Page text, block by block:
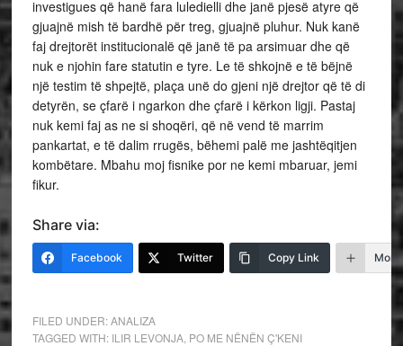
investigues që hanë fara luledielli dhe janë pjesë atyre që
gjuajnë mish të bardhë për treg, gjuajnë pluhur. Nuk kanë
faj drejtorët institucionalë që janë të pa arsimuar dhe që
nuk e njohin fare statutin e tyre. Le të shkojnë e të bëjnë
një testim të shpejtë, plaça unë do gjeni një drejtor që të di
detyrën, se çfarë i ngarkon dhe çfarë i kërkon ligji. Pastaj
nuk kemi faj as ne si shoqëri, që në vend të marrim
pankartat, e të dalim rrugës, bëhemi palë me jashtëqitjen
kombëtare. Mbahu moj fisnike por ne kemi mbaruar, jemi
fikur.
Share via:
Facebook Twitter Copy Link More
FILED UNDER:ANALIZA
TAGGED WITH: ILIR LEVONJA, PO ME NËNËN Ç'KENI